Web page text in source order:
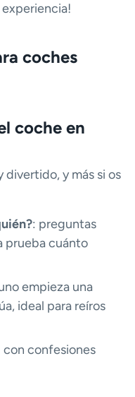
coches
coche en
divertido, y más si os
: preguntas
prueba cuánto
empieza una
ideal para reíros
con confesiones